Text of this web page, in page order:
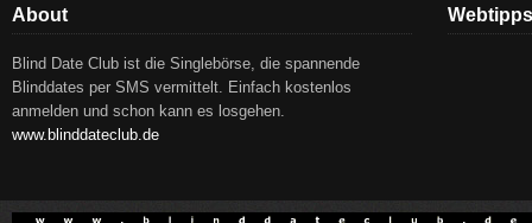
About
Blind Date Club ist die Singlebörse, die spannende
Blinddates per SMS vermittelt. Einfach kostenlos
anmelden und schon kann es losgehen.
www.blinddateclub.de
Webtipps